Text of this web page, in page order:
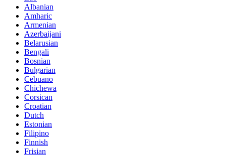
Albanian
Amharic
Armenian
Azerbaijani
Belarusian
Bengali
Bosnian
Bulgarian
Cebuano
Chichewa
Corsican
Croatian
Dutch
Estonian
Filipino
Finnish
Frisian